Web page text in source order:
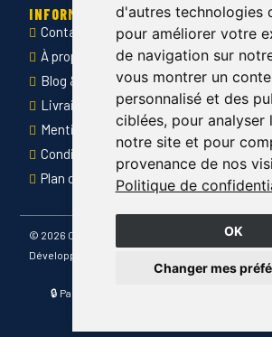
d'autres technologies
pour améliorer votre
de navigation sur
vous montrer un
personnalisé et des
ciblées, pour analyser
notre site et pour
provenance de nos
Politique de
OK
Changer mes
INFORMATIONS
Contact
À propos de Côté Pro
Blog & conseils
Livraison & retour
Mentions légales
Conditions générales de ventes
Plan du site
© 2026 Côté Pro
Développé par
🔒 Paiement sécurisé · 📦 Livraison France